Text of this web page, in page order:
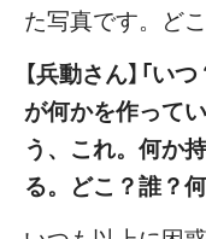
た写真です。ど
【兵動さん】「
が何かを作って
う、これ。何か
る。どこ？誰？何